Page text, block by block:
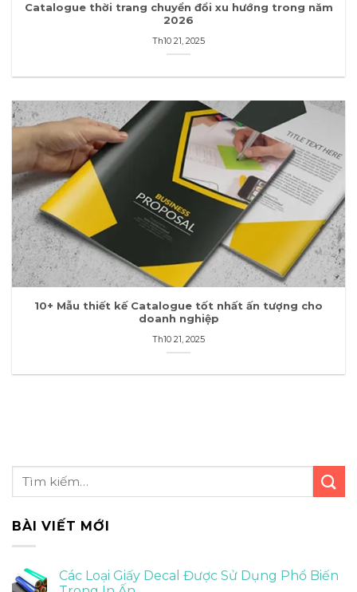
Catalogue thời trang chuyển đổi xu hướng trong năm
2026
Th10 21, 2025
10+ Mẫu thiết kế Catalogue tốt nhất ấn tượng cho
doanh nghiệp
Th10 21, 2025
BÀI VIẾT MỚI
Các Loại Giấy Decal Được Sử Dụng Phổ Biến